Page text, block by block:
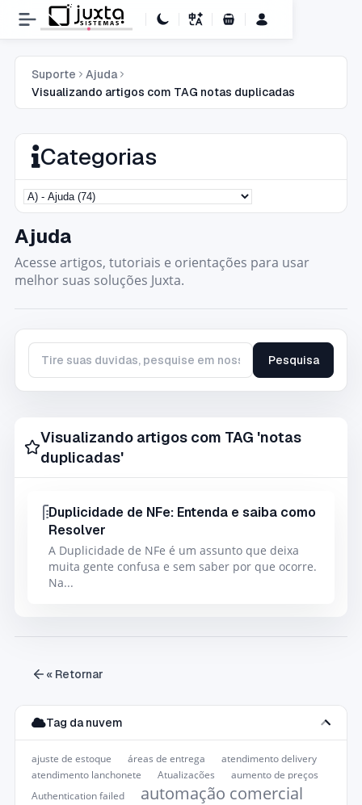
Carrinho de Compras
Suporte
Ajuda
Visualizando artigos com TAG notas duplicadas
Categorias
Ajuda
Acesse artigos, tutoriais e orientações para usar
melhor suas soluções Juxta.
Tire suas duvidas, pesquise em nossa base de conhecimento
Pesquisa
Visualizando artigos com TAG 'notas
duplicadas'
Duplicidade de NFe: Entenda e saiba como
Resolver
A Duplicidade de NFe é um assunto que deixa
muita gente confusa e sem saber por que ocorre.
Na...
« Retornar
Tag da nuvem
ajuste de estoque áreas de entrega
atendimento delivery
atendimento lanchonete
Atualizações
aumento de preços
Authentication failed
automação comercial